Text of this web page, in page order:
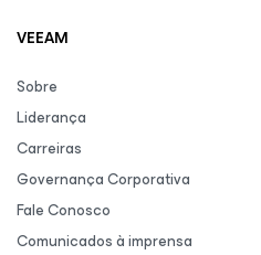
VEEAM
Sobre
Liderança
Carreiras
Governança Corporativa
Fale Conosco
Comunicados à imprensa